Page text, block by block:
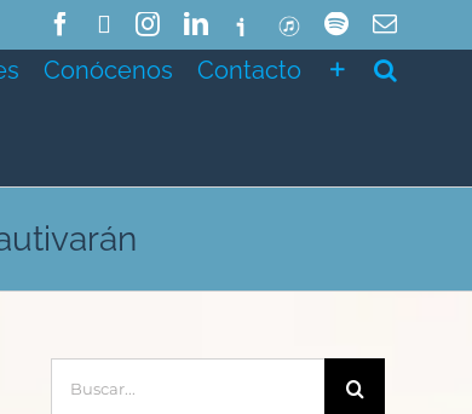
FacebookInstagramLinkedIn
IvooxITunesSpotifyCorreo
Conócenos Contacto